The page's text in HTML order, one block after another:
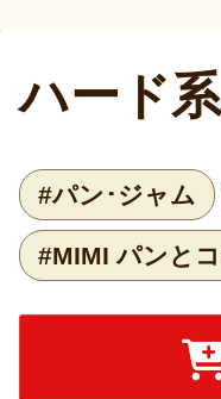
ハード
#パン･ジャム
#MIMI パンと